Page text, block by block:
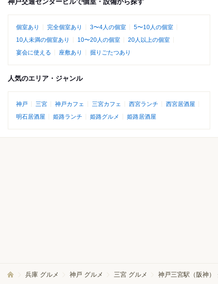
神戸交通センタービルで個室・設備から探す
個室あり 完全個室あり 3〜4人の個室
5〜10人の個室
10人未満の個室あり
10〜20人の個室
20人以上の個室
宴会に使える
座敷あり 掘りごたつあり
人気のエリア・ジャンル
神戸 三宮 神戸カフェ 三宮カフェ 西宮ランチ
西宮居酒屋
明石居酒屋
姫路ランチ 姫路グルメ 姫路居酒屋
兵庫 グルメ 神戸 グルメ 三宮 グルメ 神戸三宮駅（阪神）